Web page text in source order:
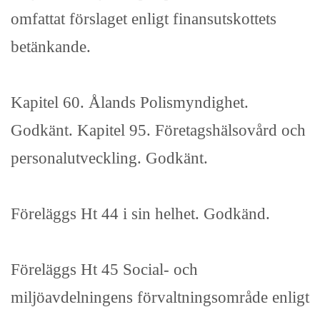
omfattat förslaget enligt finansutskottets
betänkande.
Kapitel 60. Ålands Polismyndighet.
Godkänt. Kapitel 95. Företagshälsovård och
personalutveckling. Godkänt.
Föreläggs Ht 44 i sin helhet. Godkänd.
Föreläggs Ht 45 Social- och
miljöavdelningens förvaltningsområde enligt